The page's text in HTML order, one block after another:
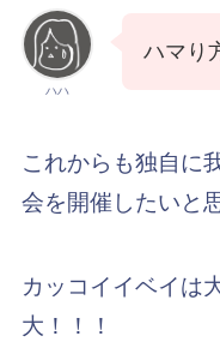
ハハ
ハマり
これからも独自に
会を開催したいと
カッコイイベイは
大！！！